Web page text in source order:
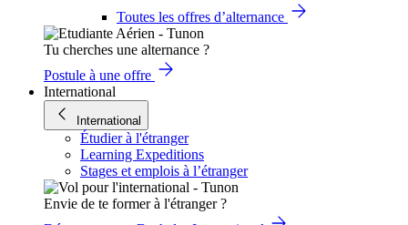
Toutes les offres d’alternance
Tu cherches une alternance ?
Postule à une offre
International
International
Étudier à l'étranger
Learning Expeditions
Stages et emplois à l’étranger
Envie de te former à l'étranger ?